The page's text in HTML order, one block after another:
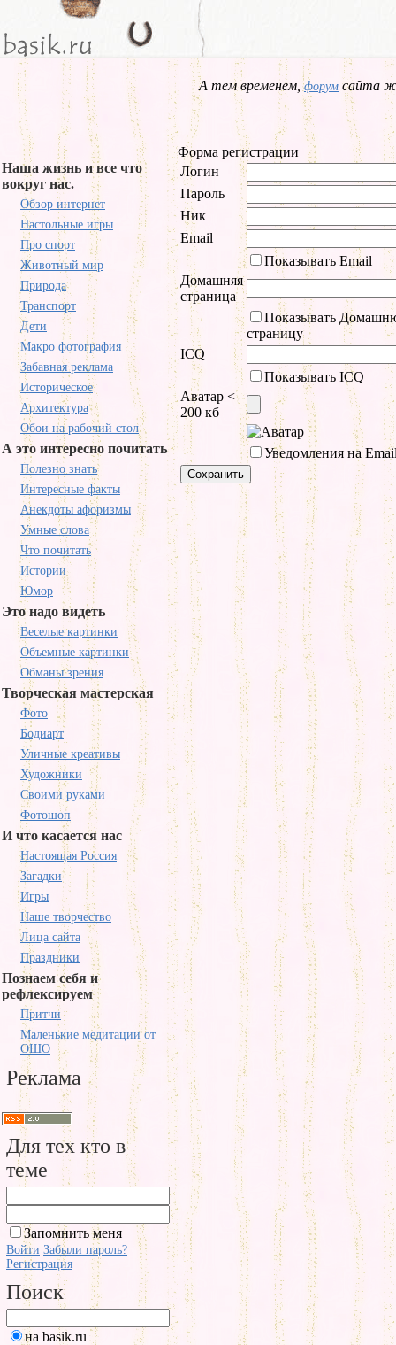
А тем временем,форум сайта
Наша жизнь и все что
вокруг нас.
Обзор интернет
Настольные игры
Про спорт
Животный мир
Природа
Транспорт
Дети
Макро фотография
Забавная реклама
Историческое
Архитектура
Обои на рабочий стол
А это интересно почитать
Полезно знать
Интересные факты
Анекдоты афоризмы
Умные слова
Что почитать
Истории
Юмор
Это надо видеть
Веселые картинки
Объемные картинки
Обманы зрения
Творческая мастерская
Фото
Бодиарт
Уличные креативы
Художники
Своими руками
Фотошоп
И что касается нас
Настоящая Россия
Загадки
Игры
Наше творчество
Лица сайта
Праздники
Познаем себя и
рефлексируем
Притчи
Маленькие медитации от
ОШО
Реклама
Для тех кто в
теме
Запомнить меня
Войти Забыли пароль?
Регистрация
Поиск
на basik.ru
Форма регистрации
Логин
Пароль
Ник
Email
Показывать Email
Домашняя
страница
Показывать
страницу
ICQ
Показывать ICQ
Аватар <
200 кб
Уведомления на